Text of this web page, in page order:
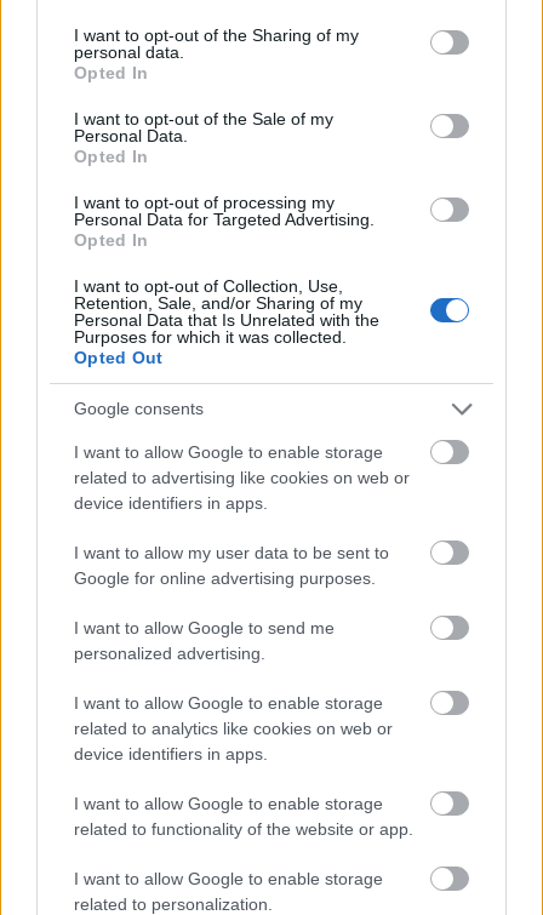
not limited to your visit or usage behaviour. You may click to
grant or deny consent to Google and its third-party tags to
use your data for below specified purposes in below Google
consent section.
I want to opt-out of the Sharing of my
personal data.
Opted In
I want to opt-out of the Sale of my
Personal Data.
Opted In
I want to opt-out of processing my
Personal Data for Targeted Advertising.
Opted In
I want to opt-out of Collection, Use,
Retention, Sale, and/or Sharing of my
Personal Data that Is Unrelated with the
Purposes for which it was collected.
Opted Out
Google consents
I want to allow Google to enable storage
related to advertising like cookies on web or
device identifiers in apps.
I want to allow my user data to be sent to
Google for online advertising purposes.
I want to allow Google to send me
personalized advertising.
I want to allow Google to enable storage
related to analytics like cookies on web or
device identifiers in apps.
I want to allow Google to enable storage
related to functionality of the website or app.
I want to allow Google to enable storage
related to personalization.
technikailag, mind muzikálisan. Személyében
megtaláltam a legújabb kedvenc dobosomat!
Műsorszáma úgy szólt, mintha a
ütősei mind ott perkáztak/doboltak volna veszprémi
színpadon, azazMarylin Mazur, Manu Katché
Trilok Gurtu
besegítettek némi tapsolással, s így mindenki kicsit
magáénak érezhette az új fiú fergeteges sikerét. A
háttérben meghúzódó
mosolygott.MazurésGarbarektavalyi albumáról,
Elixirrőlegy szélsebes és speciális furulyán
megszólaltatott szóló került elő a tarsolyból, erős
népzenei motívumokkal, mely ismét, egy korábban
lemezen még meg nem jelentetett, gyors
kompozícióba torkollt. A kötelező encore a sokak
volt, az 1988-asLegend
Of The Seven Dreams-ről, karakteres tenorral,
dörmögő basszussal, sejtelmes szintetizátorral,
ütögetett zongorahúrokkal, csipetnyi dobszólóval és
magasztos befejezéssel.